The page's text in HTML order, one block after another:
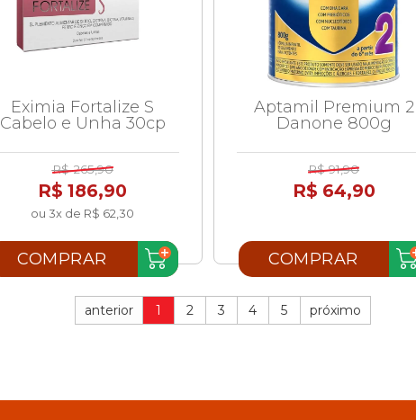
Eximia Fortalize S
Cabelo e Unha 30cp
R$ 265,90
R$ 186,90
ou 3x de R$ 62,30
COMPRAR
Aptamil Premium 2
Danone 800g
R$ 91,90
R$ 64,90
COMPRAR
anterior 1 2 3 4 5 próximo